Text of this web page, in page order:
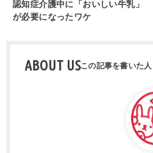
認知症介護中に「おいしい牛乳」
が必要になったワケ
ABOUT US